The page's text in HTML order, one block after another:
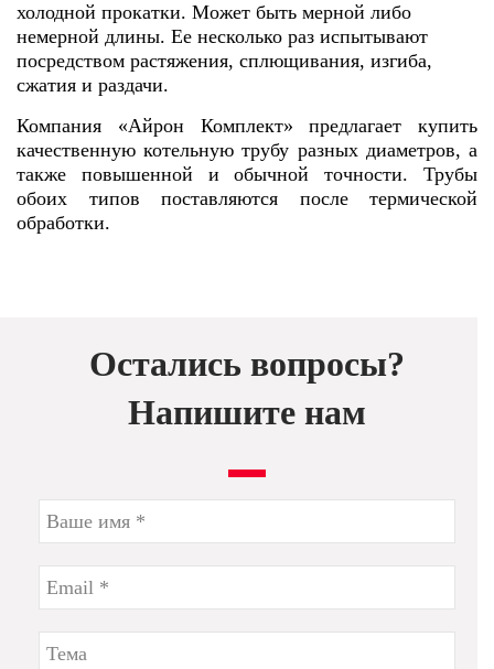
холодной прокатки. Может быть мерной либо
немерной длины. Ее несколько раз испытывают
посредством растяжения, сплющивания, изгиба,
сжатия и раздачи.
Компания «Айрон Комплект» предлагает купить
качественную котельную трубу разных диаметров, а
также повышенной и обычной точности. Трубы
обоих типов поставляются после термической
обработки.
Остались вопросы?
Напишите нам